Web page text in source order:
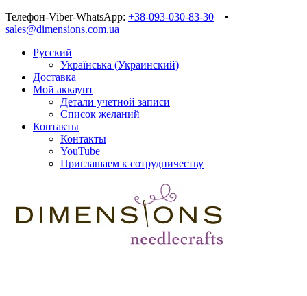
Телефон-Viber-WhatsApp: +38-093-030-83-30 •
sales@dimensions.com.ua
Русский
Українська (Украинский)
Доставка
Мой аккаунт
Детали учетной записи
Список желаний
Контакты
Контакты
YouTube
Приглашаем к сотрудничеству